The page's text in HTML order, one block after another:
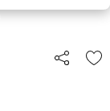
Jaa